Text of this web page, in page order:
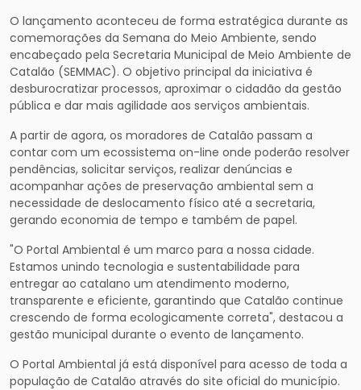
O lançamento aconteceu de forma estratégica durante as
comemorações da Semana do Meio Ambiente, sendo
encabeçado pela Secretaria Municipal de Meio Ambiente de
Catalão (SEMMAC). O objetivo principal da iniciativa é
desburocratizar processos, aproximar o cidadão da gestão
pública e dar mais agilidade aos serviços ambientais.
A partir de agora, os moradores de Catalão passam a
contar com um ecossistema on-line onde poderão resolver
pendências, solicitar serviços, realizar denúncias e
acompanhar ações de preservação ambiental sem a
necessidade de deslocamento físico até a secretaria,
gerando economia de tempo e também de papel.
"O Portal Ambiental é um marco para a nossa cidade.
Estamos unindo tecnologia e sustentabilidade para
entregar ao catalano um atendimento moderno,
transparente e eficiente, garantindo que Catalão continue
crescendo de forma ecologicamente correta", destacou a
gestão municipal durante o evento de lançamento.
O Portal Ambiental já está disponível para acesso de toda a
população de Catalão através do site oficial do município.